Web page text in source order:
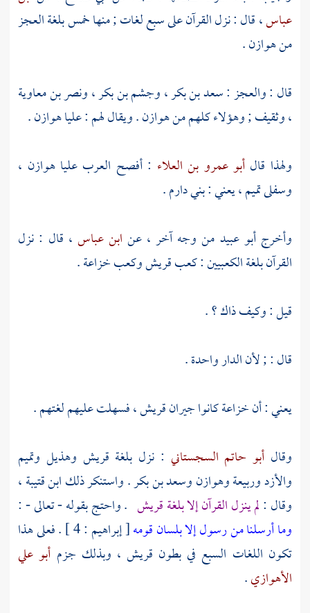
عباس، قال : نزل القرآن على سبع لغات ; منها خمس بلغة العجز
منهوازن.
قال : والعجز :سعد بن بكر،وجشم بن بكر،ونصر بن معاوية
،وثقيف; وهؤلاء كلهم منهوازن. ويقال لهم :عليا هوازن.
ولهذا قالأبو عمرو بن العلاء : أفصح العرب عليا هوازن ،
وسفلىتميم ،يعني :بني دارم.
وأخرجأبو عبيد من وجه آخر ، عن ابن عباس ، قال : نزل
القرآن بلغة الكعبيين :كعب قريشوكعب خزاعة.
قيل : وكيف ذاك ؟ .
قال : ; لأن الدار واحدة .
يعني : أنخزاعةكانوا جيرانقريش، فسهلت عليهم لغتهم .
وقال أبو حاتم السجستاني : نزل بلغة قريش وهذيل وتميم
والأزدوربيعةوهوازنوسعد بن بكر. واستنكر ذلكابن قتيبة،
وقال :لم ينزل القرآن إلا بلغةقريش . واحتج بقوله - تعالى - :
وما أرسلنا من رسول إلا بلسان قومه
[ إبراهيم : 4 ] . فعلى هذا
تكون اللغات السبع في بطون قريش ، وبذلك جزم أبو علي
الأهوازي.